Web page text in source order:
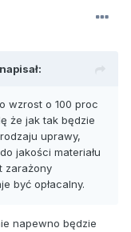
wzrost o 100 proc
że jak tak będzie
uprawy,
jakości materiału
zarażony
być opłacalny.
napewno będzie